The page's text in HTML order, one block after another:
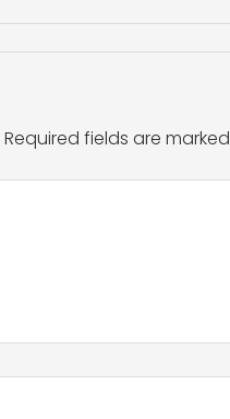
Required fields are marked